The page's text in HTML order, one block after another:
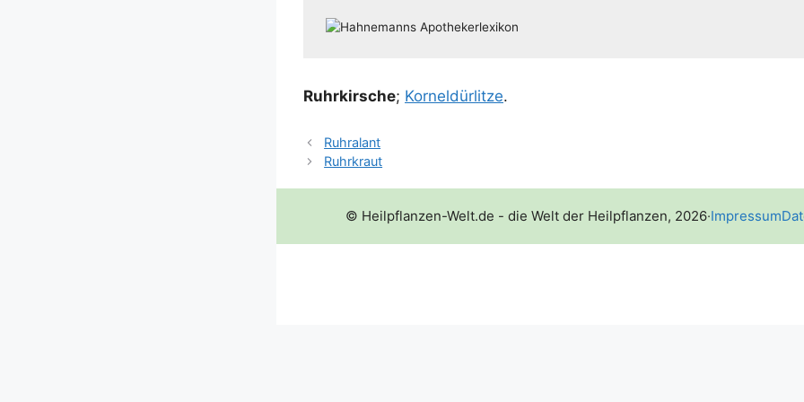
Ruhr­kir­sche; Kor­nel­dür­lit­ze.
Ruhralant
Ruhrkraut
© Heilpflanzen-Welt.de - die Welt der Heilpflanzen, 2026·Impressum